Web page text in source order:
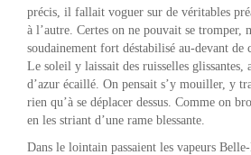
précis, il fallait voguer sur de véritables
à l’autre. Certes on ne pouvait se tromper,
soudainement fort déstabilisé au-devant de
Le soleil y laissait des ruisselles glissantes,
d’azur écaillé. On pensait s’y mouiller, y
rien qu’à se déplacer dessus. Comme on
en les striant d’une rame blessante.
Dans le lointain passaient les vapeurs